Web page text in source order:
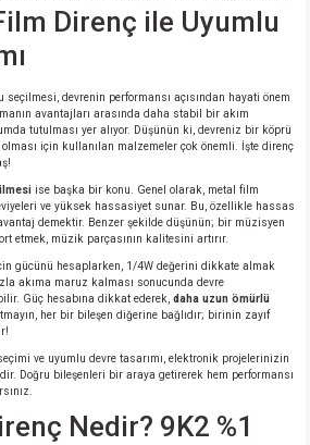
Direnç ile Uyumlu
devrenin performansı açısından hayati önem
avantajları arasında daha stabil bir akım
tutulması yer alıyor. Düşünün ki, devreniz bir köprü
için kullanılan malzemeler çok önemli. İşte direnç
ise başka bir konu. Genel olarak, metal film
ve yüksek hassasiyet sunar. Bu, özellikle hassas
demektir. Benzer şekilde düşünün; bir müzisyen
etmek, müzik parçasının kalitesini artırır.
gücünü hesaplarken, 1/4W değerini dikkate almak
akıma maruz kalması sonucunda devre
Güç hesabına dikkat ederek, daha uzun ömürlü
her bir bileşen diğerine bağlıdır; birinin zayıf
ve uyumlu devre tasarımı, elektronik projelerinizin
Doğru bileşenleri bir araya getirerek hem performansı
Nedir? 9K2 %1